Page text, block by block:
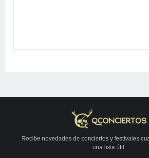
Recibe novedades de conciertos y festivales
una lista útil.